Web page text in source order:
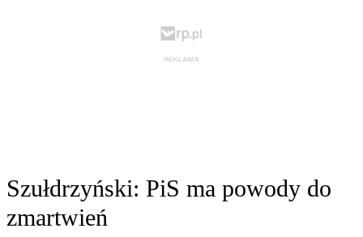
Szułdrzyński: PiS ma powody do
zmartwień